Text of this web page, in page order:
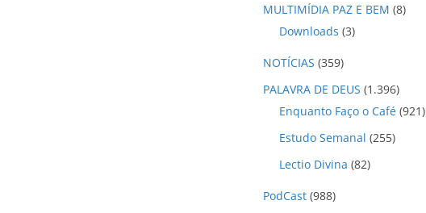
MULTIMÍDIA PAZ E BEM (8)
Downloads (3)
NOTÍCIAS (359)
PALAVRA DE DEUS (1.396)
Enquanto Faço o Café (921)
Estudo Semanal (255)
Lectio Divina (82)
PodCast (988)